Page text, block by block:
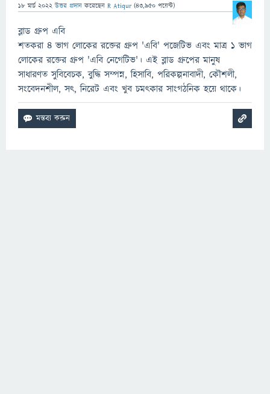
18 মার্চ 2022 উত্তর প্রদান করেছেন R Atiqur (43,950 পয়েন্ট)
ব্লাড গ্রুপ এবি
শতকরা ৪ ভাগ লোকের রক্তের গ্রুপ 'এবি' পজেটিভ এবং মাত্র ১ ভাগ
লোকের রক্তের গ্রুপ 'এবি নেগেটিভ'। এই ব্লাড গ্রুপের মানুষ
সাধারণত সুবিবেচক, বুদ্ধি সম্পন্ন, হিসাবি, পরিকল্পনাবাদী, কৌশলী,
সংবেদনশীল, সৎ, নিরেট এবং খুব চমৎকার সাংগঠনিক হয়ে থাকে।